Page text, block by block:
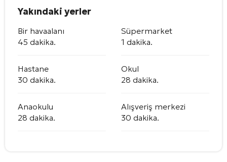
Yakındaki yerler
Bir havaalanı
45 dakika.
Süpermarket
1 dakika.
Hastane
30 dakika.
Okul
28 dakika.
Anaokulu
28 dakika.
Alışveriş merkezi
30 dakika.